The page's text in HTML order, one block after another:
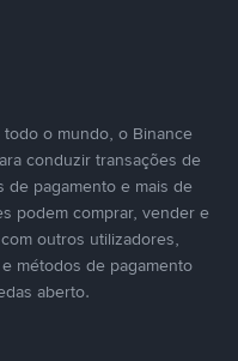
o mundo, o Binance
conduzir transações de
de pagamento e mais de
podem comprar, vender e
outros utilizadores,
métodos de pagamento
aberto.